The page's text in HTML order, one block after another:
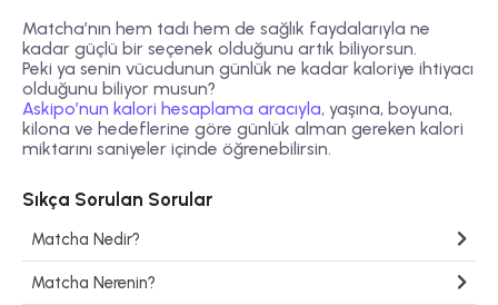
Matcha’nın hem tadı hem de sağlık faydalarıyla ne
kadar güçlü bir seçenek olduğunu artık biliyorsun.
Peki ya senin vücudunun günlük ne kadar kaloriye ihtiyacı
olduğunu biliyor musun?
Askipo’nun kalori hesaplama aracıyla, yaşına, boyuna,
kilona ve hedeflerine göre günlük alman gereken kalori
miktarını saniyeler içinde öğrenebilirsin.
Sıkça Sorulan Sorular
Matcha Nedir?
Matcha Nerenin?